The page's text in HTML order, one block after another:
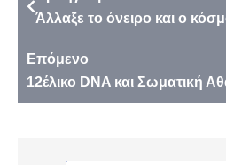
Άλλαξε το όνειρο και ο
Επόμενο
12έλικο DNA και Σωματική